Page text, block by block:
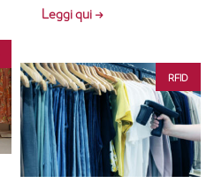
Leggi qui →
RFID